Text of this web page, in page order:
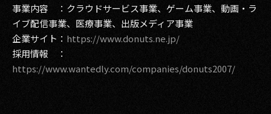
事業内容 ：クラウドサービス事業、ゲーム事業、動画・ラ
イブ配信事業、医療事業、出版メディア事業
企業サイト： https://www.donuts.ne.jp/
採用情報 ：
https://www.wantedly.com/companies/donuts2007/